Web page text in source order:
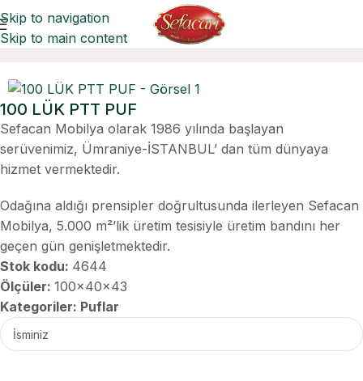
Skip to navigation
Skip to main content
Ana Sayfa Puflar
100 LÜK PTT PUF
Sefacan Mobilya olarak 1986 yılında başlayan
serüvenimiz, Ümraniye-İSTANBUL’ dan tüm dünyaya
hizmet vermektedir.
Odağına aldığı prensipler doğrultusunda ilerleyen Sefacan
Mobilya, 5.000 m²’lik üretim tesisiyle üretim bandını her
geçen gün genişletmektedir.
Stok kodu: 4644
Ölçüler: 100x40x43
Kategoriler: Puflar